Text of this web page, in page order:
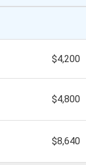
$4,200
$4,800
$8,640